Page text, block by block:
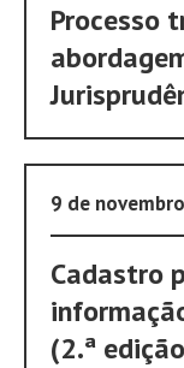
Processo
9 de
Cadastro
(2.ª